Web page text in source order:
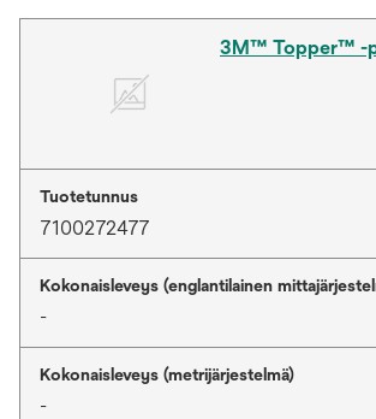
3M™ Topper™ -
Tuotetunnus
7100272477
Kokonaisleveys (englantilainen
-
Kokonaisleveys (metrijärjestelmä)
-